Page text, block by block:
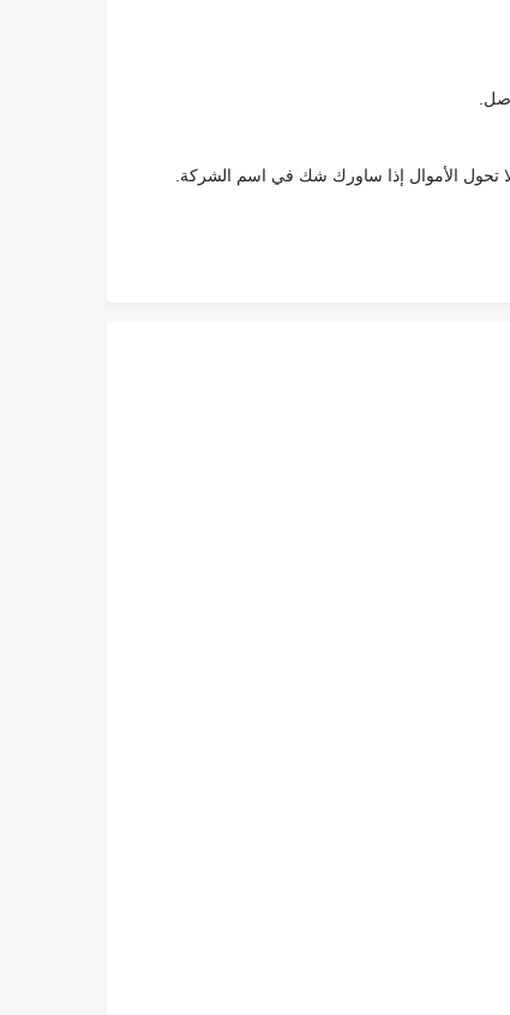
تحول الأموال إذا ساورك شك في اسم الشركة.